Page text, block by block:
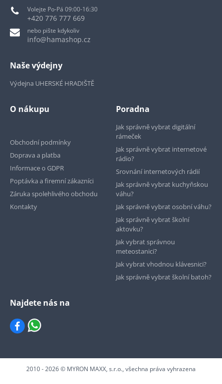
Volejte Po-Pá 09:00-16:30
+420 776 777 669
nebo pište kdykoliv
info@hamashop.cz
Naše výdejny
Výdejna UHERSKÉ HRADIŠTĚ
O nákupu
Obchodní podmínky
Doprava a platba
Informace o GDPR
Poptávka a firemní zákazníci
Záruka spolehlivého obchodu
Kontakty
Poradna
Jak správně vybrat digitální
rámeček
Jak správně vybrat internetové
rádio?
Srovnání internetových rádií
Jak správně vybrat kuchyňskou
váhu?
Jak správně vybrat osobní váhu?
Jak správně vybrat školní
aktovku?
Jak vybrat správnou
meteostanici?
Jak vybrat vhodnou klávesnici?
Jak správně vybrat školní batoh?
Najdete nás na
2010 - 2026 © MYRON MAXX, s.r.o., všechna práva vyhrazena